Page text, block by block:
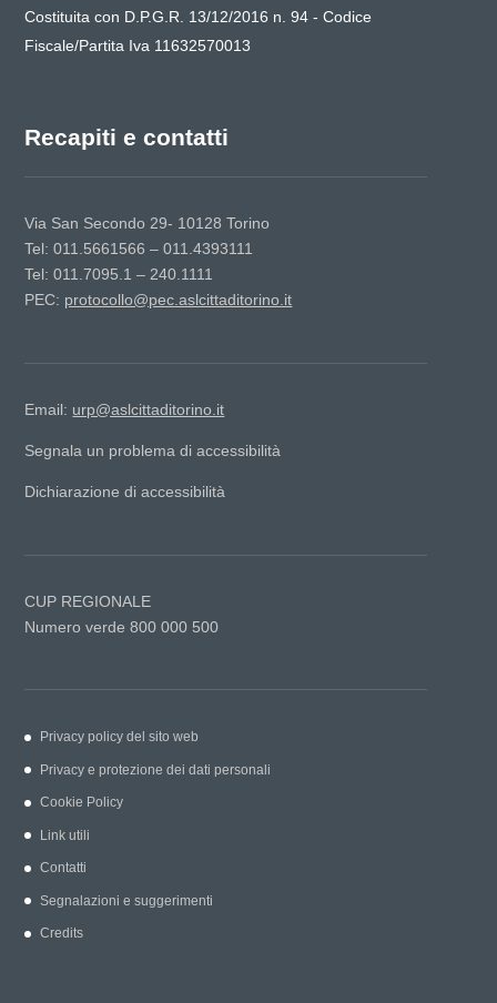
Costituita con D.P.G.R. 13/12/2016 n. 94 - Codice
Fiscale/Partita Iva 11632570013
Recapiti e contatti
Via San Secondo 29- 10128 Torino
Tel: 011.5661566 – 011.4393111
Tel: 011.7095.1 – 240.1111
PEC: protocollo@pec.aslcittaditorino.it
Email: urp@aslcittaditorino.it
Segnala un problema di accessibilità
Dichiarazione di accessibilità
CUP REGIONALE
Numero verde 800 000 500
Privacy policy del sito web
Privacy e protezione dei dati personali
Cookie Policy
Link utili
Contatti
Segnalazioni e suggerimenti
Credits